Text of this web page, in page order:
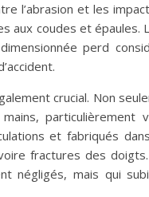
l’abrasion et les
aux coudes et épaules.
perd
crucial. Non
particulièrement
et fabriqués
fractures des
négligés, mais qui